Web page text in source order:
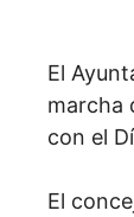
El
marcha
con el
El